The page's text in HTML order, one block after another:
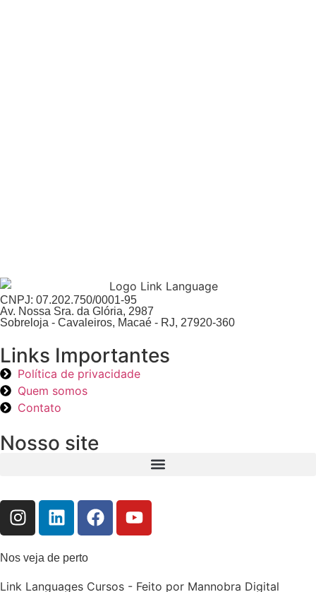
CNPJ: 07.202.750/0001-95
Av. Nossa Sra. da Glória, 2987
Sobreloja - Cavaleiros, Macaé - RJ, 27920-360
Links Importantes
Política de privacidade
Quem somos
Contato
Nosso site
Nos veja de perto
Link Languages Cursos - Feito por Mannobra Digital